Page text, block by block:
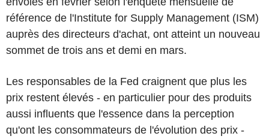
référence de l'Institute for Supply Management (ISM)
auprès des directeurs d'achat, ont atteint un nouveau
sommet de trois ans et demi en mars.
Les responsables de la Fed craignent que plus les
prix restent élevés - en particulier pour des produits
aussi influents que l'essence dans la perception
qu'ont les consommateurs de l'évolution des prix -